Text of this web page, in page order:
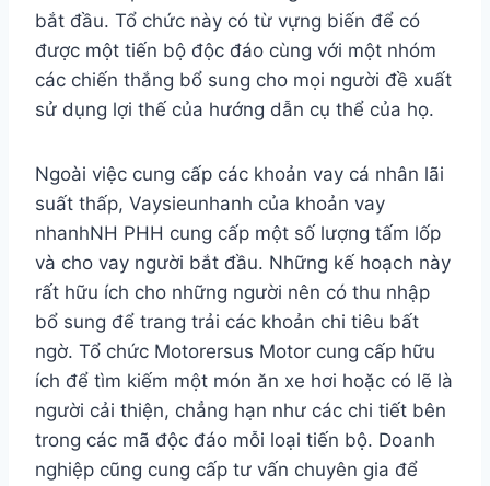
bắt đầu. Tổ chức này có từ vựng biến để có
được một tiến bộ độc đáo cùng với một nhóm
các chiến thắng bổ sung cho mọi người đề xuất
sử dụng lợi thế của hướng dẫn cụ thể của họ.
Ngoài việc cung cấp các khoản vay cá nhân lãi
suất thấp, Vaysieunhanh của khoản vay
nhanhNH PHH cung cấp một số lượng tấm lốp
và cho vay người bắt đầu. Những kế hoạch này
rất hữu ích cho những người nên có thu nhập
bổ sung để trang trải các khoản chi tiêu bất
ngờ. Tổ chức Motorersus Motor cung cấp hữu
ích để tìm kiếm một món ăn xe hơi hoặc có lẽ là
người cải thiện, chẳng hạn như các chi tiết bên
trong các mã độc đáo mỗi loại tiến bộ. Doanh
nghiệp cũng cung cấp tư vấn chuyên gia để